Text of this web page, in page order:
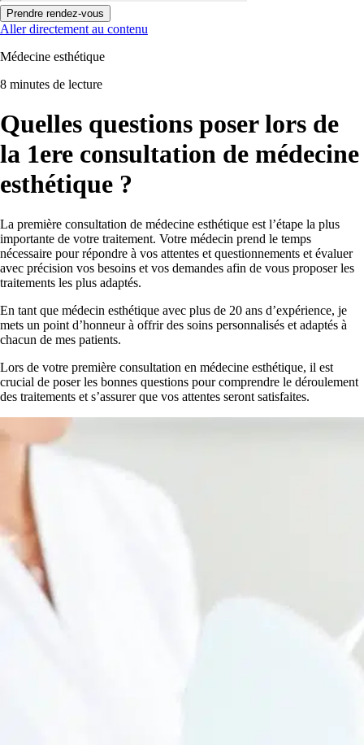
Prendre rendez-vous
Aller directement au contenu
Médecine esthétique
8 minutes de lecture
Quelles questions poser lors de
la 1ere consultation de médecine
esthétique ?
La première consultation de médecine esthétique est l’étape la plus
importante de votre traitement. Votre médecin prend le temps
nécessaire pour répondre à vos attentes et questionnements et évaluer
avec précision vos besoins et vos demandes afin de vous proposer les
traitements les plus adaptés.
En tant que médecin esthétique avec plus de 20 ans d’expérience, je
mets un point d’honneur à offrir des soins personnalisés et adaptés à
chacun de mes patients.
Lors de votre première consultation en médecine esthétique, il est
crucial de poser les bonnes questions pour comprendre le déroulement
des traitements et s’assurer que vos attentes seront satisfaites.